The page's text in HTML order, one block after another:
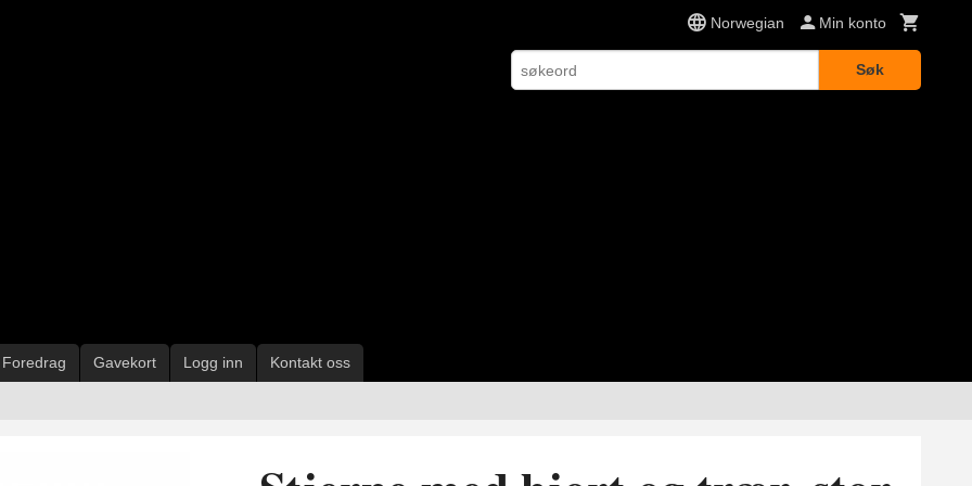
Norwegian Min konto
Søk
Foredrag Gavekort Logg inn Kontakt oss